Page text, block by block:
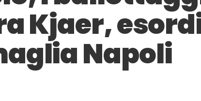
Napoli